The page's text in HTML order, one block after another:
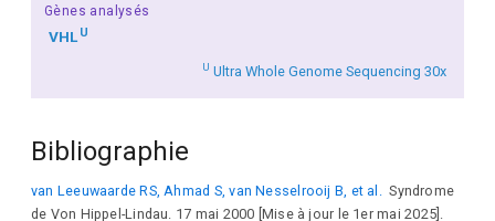
Gènes analysés
VHL U
U Ultra Whole Genome Sequencing 30x
Bibliographie
van Leeuwaarde RS, Ahmad S, van Nesselrooij B, et al. Syndrome
de Von Hippel-Lindau. 17 mai 2000 [Mise à jour le 1er mai 2025].